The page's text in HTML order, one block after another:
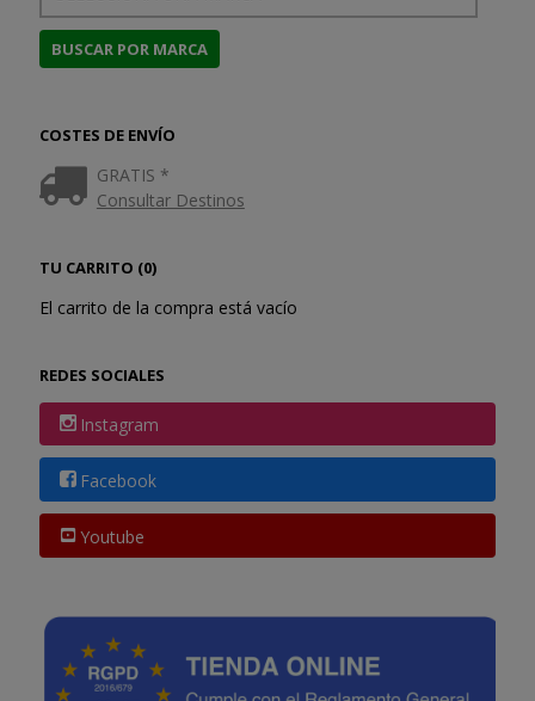
COSTES DE ENVÍO
GRATIS *
Consultar Destinos
TU CARRITO (0)
El carrito de la compra está vacío
REDES SOCIALES
Instagram
Facebook
Youtube